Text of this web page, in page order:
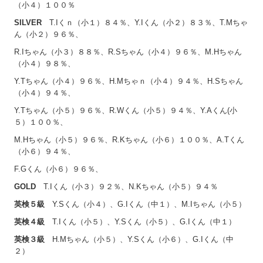
（小４）１００％
SILVER T.Iくｎ（小１）８４％、Y.Iくん（小２）８３％、T.Mちゃ
ん（小２）９６％、
R.Iちゃん（小３）８８％、R.Sちゃん（小４）９６％、M.Hちゃん
（小４）９８％、
Y.Tちゃん（小４）９６％、H.Mちゃｎ（小４）９４％、H.Sちゃん
（小４）９４％、
Y.Tちゃん（小５）９６％、R.Wくん（小５）９４％、Y.Aくん(小
５）１００％、
M.Hちゃん（小５）９６％、R.Kちゃん（小６）１００％、A.Tくん
（小６）９４％、
F.Gくん（小６）９６％、
GOLD T.Iくん（小３）９２％、N.Kちゃん（小５）９４％
英検５級 Y.Sくん（小４）、G.Iくん（中１）、M.Iちゃん（小５）
英検４級 T.Iくん（小５）、Y.Sくん（小５）、G.Iくん（中１）
英検３級 H.Mちゃん（小５）、Y.Sくん（小６）、G.Iくん（中
２）